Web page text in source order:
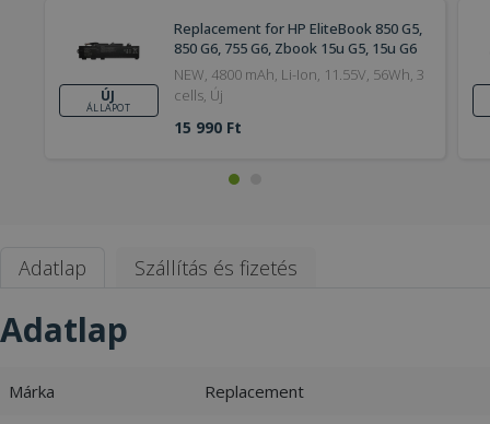
ÚJ
ÁLLAPOT
Replacement for HP EliteBook 850 G5,
850 G6, 755 G6, Zbook 15u G5, 15u G6
(PN: TT03XL)
NEW, 4800 mAh, Li-Ion, 11.55V, 56Wh, 3
cells, Új
15 990 Ft
Adatlap Szállítás és fizetés
Adatlap
Márka Replacement